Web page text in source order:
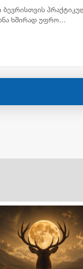
ხშირად უფრო